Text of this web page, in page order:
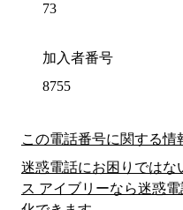
73
加入者番号
8755
この電話番号に関する情
迷惑電話にお困りではな
ス アイブリーなら迷惑